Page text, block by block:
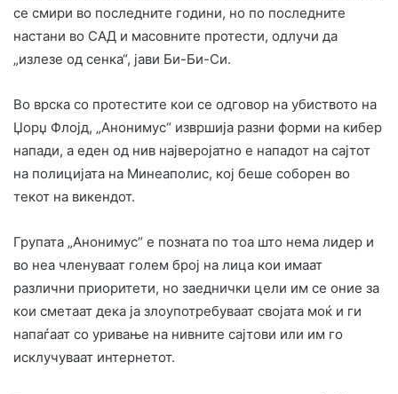
се смири во последните години, но по последните
настани во САД и масовните протести, одлучи да
„излезе од сенка“, јави Би-Би-Си.
Во врска со протестите кои се одговор на убиството на
Џорџ Флојд, „Анонимус“ извршија разни форми на кибер
напади, а еден од нив најверојатно е нападот на сајтот
на полицијата на Минеаполис, кој беше соборен во
текот на викендот.
Групата „Анонимус“ е позната по тоа што нема лидер и
во неа членуваат голем број на лица кои имаат
различни приоритети, но заеднички цели им се оние за
кои сметаат дека ја злоупотребуваат својата моќ и ги
напаѓаат со уривање на нивните сајтови или им го
исклучуваат интернетот.